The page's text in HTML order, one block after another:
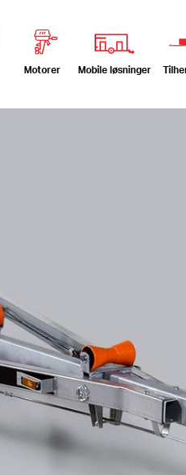
Motorer Mobile løsninger